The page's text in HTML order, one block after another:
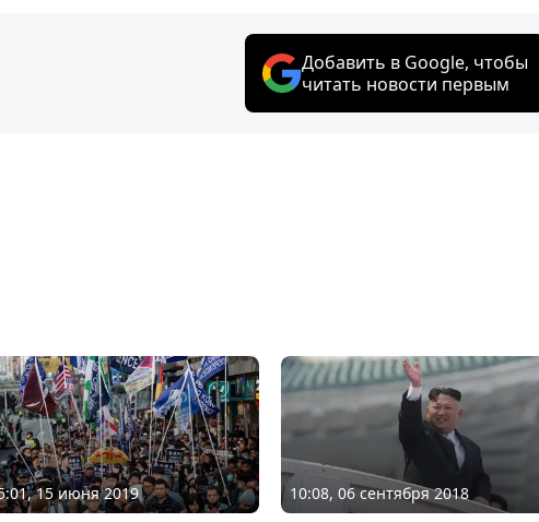
Добавить в Google, чтобы
читать новости первым
15 июня 2019 10:08, 06 сентября 2018